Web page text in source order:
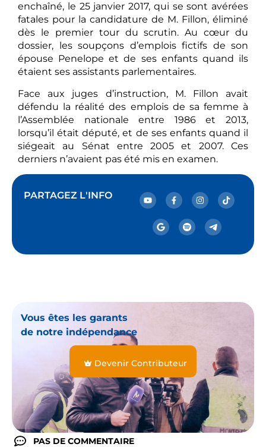
enchaîné, le 25 janvier 2017, qui se sont avérées
fatales pour la candidature de M. Fillon, éliminé
dès le premier tour du scrutin. Au cœur du
dossier, les soupçons d’emplois fictifs de son
épouse Penelope et de ses enfants quand ils
étaient ses assistants parlementaires.
Face aux juges d’instruction, M. Fillon avait
défendu la réalité des emplois de sa femme à
l’Assemblée nationale entre 1986 et 2013,
lorsqu’il était député, et de ses enfants quand il
siégeait au Sénat entre 2005 et 2007. Ces
derniers n’avaient pas été mis en examen.
PARTAGEZ L'INFO
Vous êtes les garants
de notre indépendance
Devenir Contributeur
PAS DE COMMENTAIRE